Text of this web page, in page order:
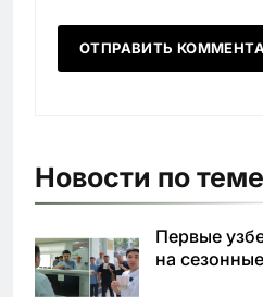
Новости по теме
Первые
на